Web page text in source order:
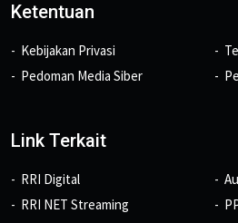
Ketentuan
Kebijakan Privasi
Pedoman Media Siber
Link Terkait
RRI Digital
RRI NET Streaming